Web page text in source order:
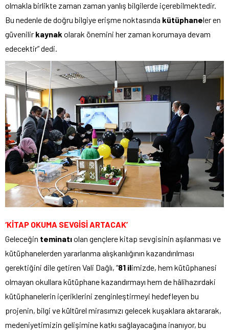
olmakla birlikte zaman zaman yanlış bilgilerde içerebilmektedir.
Bu nedenle de doğru bilgiye erişme noktasında kütüphaneler en
güvenilir kaynak olarak önemini her zaman korumaya devam
edecektir” dedi.
‘KİTAP OKUMA SEVGİSİ ARTACAK’
Geleceğin teminatıolan gençlere kitap sevgisinin aşılanması ve
kütüphanelerden yararlanma alışkanlığının kazandırılması
gerektiğini dile getiren Vali Dağlı, “81 ilimizde, hem kütüphanesi
olmayan okullara kütüphane kazandırmayı hem de hâlihazırdaki
kütüphanelerin içeriklerini zenginleştirmeyi hedefleyen bu
projenin, bilgi ve kültürel mirasımızı gelecek kuşaklara aktararak,
medeniyetimizin gelişimine katkı sağlayacağına inanıyor, bu